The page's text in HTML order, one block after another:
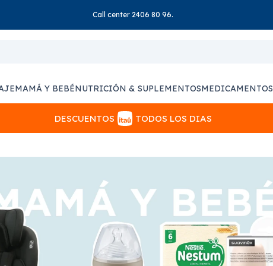
Call center 2406 80 96.
MAMÁ Y BEBÉNUTRICIÓN & SUPLEMENTOSMEDICAMENTOS
DESCUENTOS TODOS LOS DIAS